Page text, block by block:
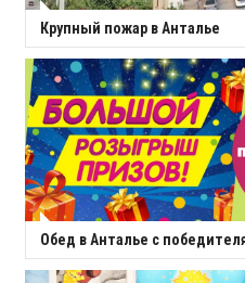
Крупный пожар в Анталье
Обед в Анталье с